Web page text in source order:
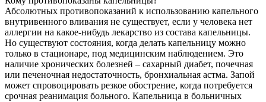
Абсолютных противопоказаний к использованию капельного
внутривенного вливания не существует, если у человека нет
аллергии на какое-нибудь лекарство из состава капельницы.
Но существуют состояния, когда делать капельницу можно
только в стационаре, под медицинским наблюдением. Это
наличие хронических болезней – сахарный диабет, почечная
или печеночная недостаточность, бронхиальная астма. Запой
может спровоцировать резкое обострение, когда потребуется
срочная реанимация больного. Капельница в больничных